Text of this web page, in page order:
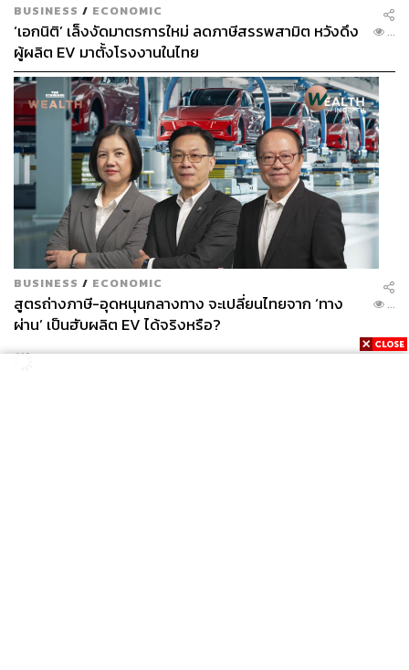
BUSINESS / ECONOMIC
‘เอกนิติ’ เล็งงัดมาตรการใหม่ ลดภาษีสรรพสามิต หวังดึง
ผู้ผลิต EV มาตั้งโรงงานในไทย
...
BUSINESS / ECONOMIC
สูตรถ่างภาษี-อุดหนุนกลางทาง จะเปลี่ยนไทยจาก ‘ทาง
ผ่าน’ เป็นฮับผลิต EV ได้จริงหรือ?
...